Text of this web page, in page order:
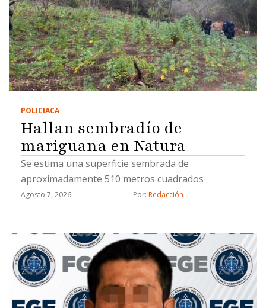
POLICIACA
Hallan sembradío de
mariguana en Natura
Se estima una superficie sembrada de
aproximadamente 510 metros cuadrados
Agosto 7, 2026 Por: Redacción